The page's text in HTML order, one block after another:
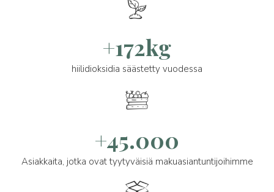
+172kg
hiilidioksidia säästetty vuodessa
+45.000
Asiakkaita, jotka ovat tyytyväisiä makuasiantuntijoihimme